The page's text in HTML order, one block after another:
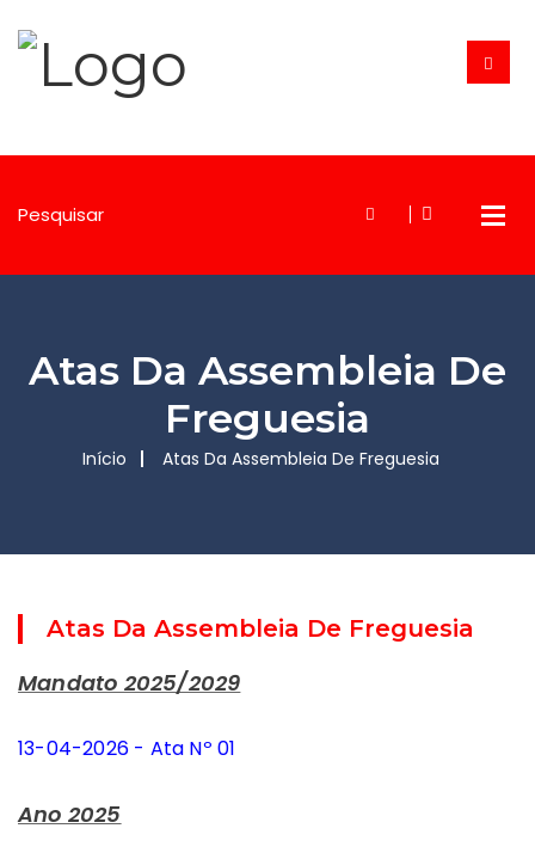
Atas Da Assembleia De
Freguesia
Início Atas Da Assembleia De Freguesia
Atas Da Assembleia De Freguesia
Mandato 2025/2029
13-04-2026 - Ata Nº 01
Ano 2025